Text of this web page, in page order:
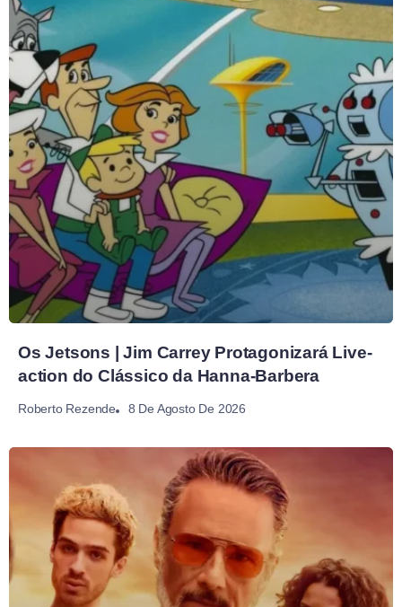
Os Jetsons | Jim Carrey Protagonizará Live-
action do Clássico da Hanna-Barbera
Roberto Rezende 8 De Agosto De 2026